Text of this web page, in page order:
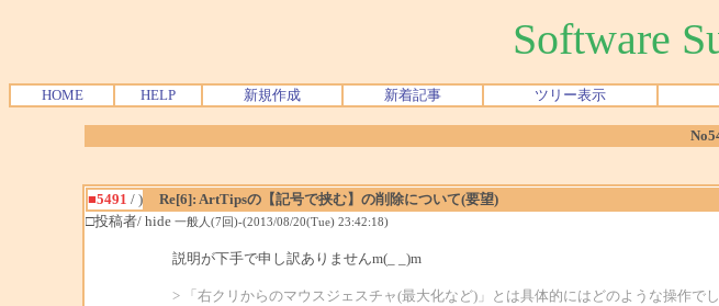
Software
HOME HELP 新規作成 新着記事 ツリー表示
■5491 / )
Re[6]: ArtTipsの【記号で挟む】の削除について(要望)
□投稿者/ hide 一般人(7回)-(2013/08/20(Tue) 23:42:18)
説明が下手で申し訳ありませんm(_ _)m
> 「右クリからのマウスジェスチャ(最大化など)」とは具体的にはどのような操作で